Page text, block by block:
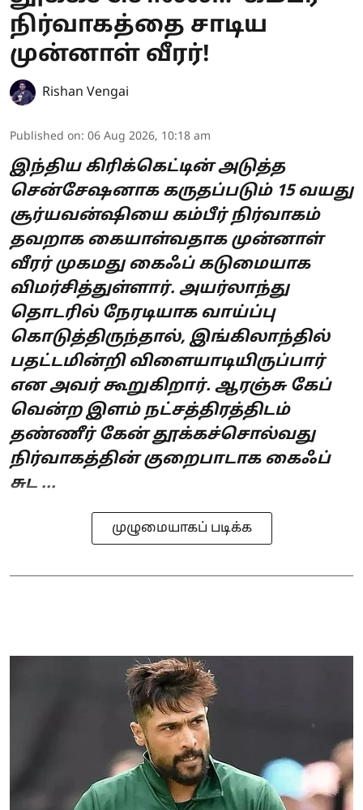
நிர்வாகத்தை சாடிய
முன்னாள் வீரர்!
Rishan Vengai
Published on: 06 Aug 2026, 10:18 am
இந்திய கிரிக்கெட்டின் அடுத்த
சென்சேஷனாக கருதப்படும் 15 வயது
சூர்யவன்ஷியை கம்பீர் நிர்வாகம்
தவறாக கையாள்வதாக முன்னாள்
வீரர் முகமது கைஃப் கடுமையாக
விமர்சித்துள்ளார். அயர்லாந்து
தொடரில் நேரடியாக வாய்ப்பு
கொடுத்திருந்தால், இங்கிலாந்தில்
பதட்டமின்றி விளையாடியிருப்பார்
என அவர் கூறுகிறார். ஆரஞ்சு கேப்
வென்ற இளம் நட்சத்திரத்திடம்
தண்ணீர் கேன் தூக்கச்சொல்வது
நிர்வாகத்தின் குறைபாடாக கைஃப்
சுட ...
முழுமையாகப் படிக்க